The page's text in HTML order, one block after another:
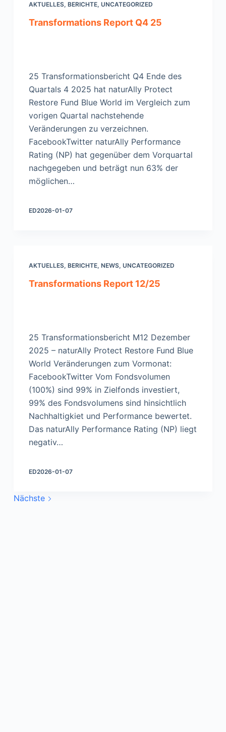
AKTUELLES, BERICHTE, UNCATEGORIZED
Transformations Report Q4 25
25 Transformationsbericht Q4 Ende des
Quartals 4 2025 hat naturAlly Protect
Restore Fund Blue World im Vergleich zum
vorigen Quartal nachstehende
Veränderungen zu verzeichnen.
FacebookTwitter naturAlly Performance
Rating (NP) hat gegenüber dem Vorquartal
nachgegeben und beträgt nun 63% der
möglichen…
ED2026-01-07
AKTUELLES, BERICHTE, NEWS, UNCATEGORIZED
Transformations Report 12/25
25 Transformationsbericht M12 Dezember
2025 – naturAlly Protect Restore Fund Blue
World Veränderungen zum Vormonat:
FacebookTwitter Vom Fondsvolumen
(100%) sind 99% in Zielfonds investiert,
99% des Fondsvolumens sind hinsichtlich
Nachhaltigkiet und Performance bewertet.
Das naturAlly Performance Rating (NP) liegt
negativ…
ED2026-01-07
Nächste